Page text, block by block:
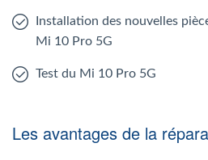
Installation des nouvelles
Mi 10 Pro 5G
Test du Mi 10 Pro 5G
Les avantages de la